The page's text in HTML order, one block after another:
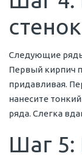
стенок
Следующие ряды
Первый кирпич
придавливая.
нанесите
ряда. Слегка
Шаг